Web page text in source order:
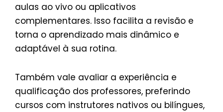
aulas ao vivo ou aplicativos
complementares. Isso facilita a revisão e
torna o aprendizado mais dinâmico e
adaptável à sua rotina.
Também vale avaliar a experiência e
qualificação dos professores, preferindo
cursos com instrutores nativos ou bilíngues,